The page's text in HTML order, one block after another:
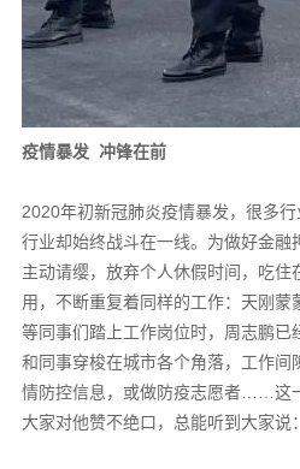
疫情暴发 冲锋在前
2020年初新冠肺炎疫情暴发，很多
行业却始终战斗在一线。为做好金融
主动请缨，放弃个人休假时间，吃住
用，不断重复着同样的工作：天刚蒙
等同事们踏上工作岗位时，周志鹏已
和同事穿梭在城市各个角落，工作间
情防控信息，或做防疫志愿者……这
大家对他赞不绝口，总能听到大家说